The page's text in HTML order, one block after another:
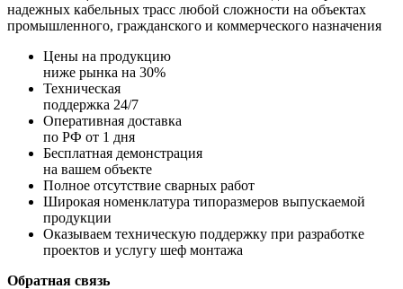
надежных кабельных трасс любой сложности на объектах
промышленного, гражданского и коммерческого назначения
Цены на продукцию
ниже рынка на 30%
Техническая
поддержка 24/7
Оперативная доставка
по РФ от 1 дня
Бесплатная демонстрация
на вашем объекте
Полное отсутствие сварных работ
Широкая номенклатура типоразмеров выпускаемой
продукции
Оказываем техническую поддержку при разработке
проектов и услугу шеф монтажа
Обратная связь